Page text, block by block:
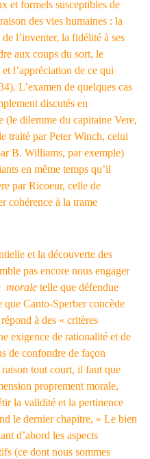
et formels susceptibles de
des vies humaines : la
l’inventer, la fidélité à ses
aux coups du sort, le
l’appréciation de ce qui
L’examen de quelques cas
discutés en
(le dilemme du capitaine Vere,
traité par Peter Winch, celui
B. Williams, par exemple)
en même temps qu’il
par Ricoeur, celle de
cohérence à la trame
et la découverte des
pas encore nous engager
morale telle que défendue
Canto-Sperber concède
à des « critères
exigence de rationalité et de
de confondre de façon
tout court, il faut que
proprement morale,
la validité et la pertinence
le dernier chapitre, « Le bien
d’abord les aspects
(ce dont nous sommes